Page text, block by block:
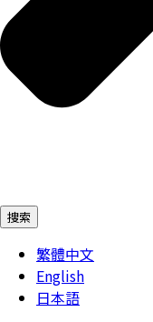
捜索
繁體中文
English
日本語